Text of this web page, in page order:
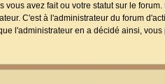
avez fait ou votre statut sur le
C'est à l'administrateur du forum
l'administrateur en a décidé ainsi,